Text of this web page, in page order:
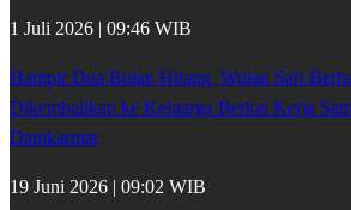
1 Juli 2026 | 09:46 WIB
Hampir Dua Bulan Hilang, Wulan Sari
Dikembalikan ke Keluarga Berkat Kerja
Damkarmat
19 Juni 2026 | 09:02 WIB